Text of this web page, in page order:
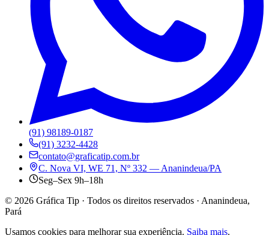
(91) 98189-0187
(91) 3232-4428
contato@graficatip.com.br
C. Nova VI, WE 71, Nº 332 — Ananindeua/PA
Seg–Sex 9h–18h
© 2026 Gráfica Tip · Todos os direitos reservados · Ananindeua,
Pará
Usamos cookies para melhorar sua experiência. Saiba mais.